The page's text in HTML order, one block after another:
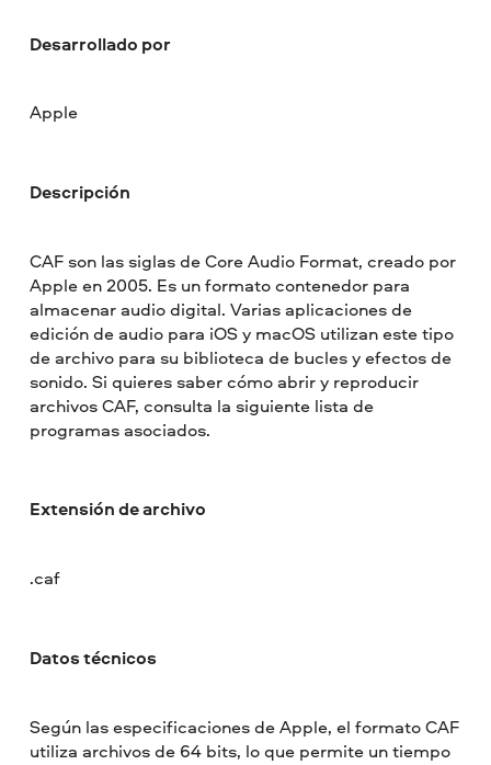
Desarrollado por
Apple
Descripción
CAF son las siglas de Core Audio Format, creado por
Apple en 2005. Es un formato contenedor para
almacenar audio digital. Varias aplicaciones de
edición de audio para iOS y macOS utilizan este tipo
de archivo para su biblioteca de bucles y efectos de
sonido. Si quieres saber cómo abrir y reproducir
archivos CAF, consulta la siguiente lista de
programas asociados.
Extensión de archivo
.caf
Datos técnicos
Según las especificaciones de Apple, el formato CAF
utiliza archivos de 64 bits, lo que permite un tiempo